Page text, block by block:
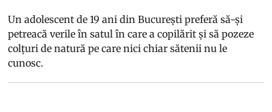
Un adolescent de 19 ani din București preferă să-și
petreacă verile în satul în care a copilărit și să pozeze
colțuri de natură pe care nici chiar sătenii nu le
cunosc.